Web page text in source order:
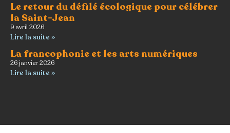
Le retour du défilé écologique pour célébrer
la Saint-Jean
9 avril 2026
Lire la suite »
La francophonie et les arts numériques
26 janvier 2026
Lire la suite »